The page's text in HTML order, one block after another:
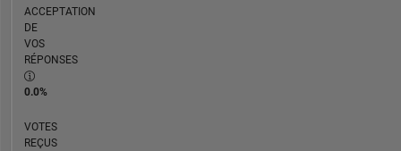
ACCEPTATION
DE
VOS
RÉPONSES
0.0%
VOTES
REÇUS